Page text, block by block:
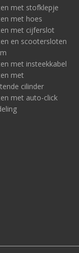
met stofklepje
met hoes
met cijferslot
en scootersloten
met insteekkabel
met
cilinder
met auto-click